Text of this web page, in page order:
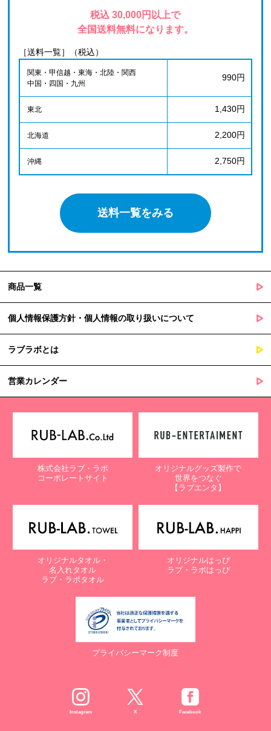
税込 30,000円以上で
全国送料無料になります。
［送料一覧］（税込）
関東・甲信越・東海・北陸・関西
中国・四国・九州
990円
東北 1,430円
北海道 2,200円
沖縄 2,750円
送料一覧をみる
商品一覧
個人情報保護方針・個人情報の取り扱いについて
ラブラボとは
営業カレンダー
株式会社ラブ・ラボ
コーポレートサイト
オリジナルグッズ製作で
世界をつなぐ
【ラブエンタ】
オリジナルタオル・
名入れタオル
ラブ・ラボタオル
オリジナルはっぴ
ラブ・ラボはっぴ
プライバシーマーク制度
Instagram X Facebook